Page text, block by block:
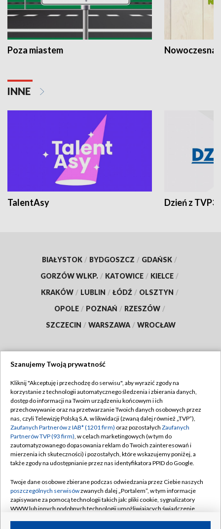
Poza miastem Nowoczesna
INNE
TalentAsy Dzień z TVP3
BIAŁYSTOK / BYDGOSZCZ / GDAŃSK /
GORZÓW WLKP. / KATOWICE / KIELCE /
KRAKÓW / LUBLIN / ŁÓDŹ / OLSZTYN /
OPOLE / POZNAŃ / RZESZÓW /
SZCZECIN / WARSZAWA / WROCŁAW
TVP
Abonament TVP
Emisja w TVP
Centrum informacji TVP
Naziemna Telewizja Cyfrowa
Rada Programowa
System NOS
Informacje o nadawcy
Regulamin TVP
Polityka prywatności
Moje zgody
Pomoc
Kontakt
Kanały
Szanujemy Twoją prywatność
Kliknij "Akceptuję i przechodzę do serwisu", aby wyrazić zgody na
korzystanie z technologii automatycznego śledzenia i zbierania danych,
dostęp do informacji na Twoim urządzeniu końcowym i ich
przechowywanie oraz na przetwarzanie Twoich danych osobowych przez
nas, czyli Telewizję Polską S.A. w likwidacji (zwaną dalej również „TVP”),
Zaufanych Partnerów z IAB* (1201 firm) oraz pozostałych Zaufanych
Partnerów TVP (93 firm), w celach marketingowych (w tym do
zautomatyzowanego dopasowania reklam do Twoich zainteresowań i
mierzenia ich skuteczności) i pozostałych, które wskazujemy poniżej, a
także zgody na udostępnianie przez nas identyfikatora PPID do Google.
Twoje dane osobowe zbierane podczas odwiedzania przez Ciebie naszych
poszczególnych serwisówzwanych dalej „Portalem”, w tym informacje
zapisywane za pomocą technologii takich jak: pliki cookie, sygnalizatory
WWW lub innych podobnych technologii umożliwiających świadczenie